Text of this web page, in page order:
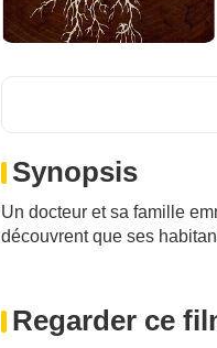
Synopsis
Un docteur et sa famille
découvrent que ses
Regarder ce